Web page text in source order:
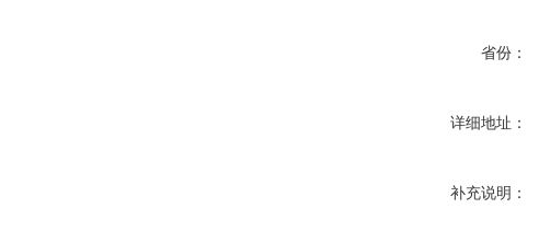
省份：
详细地址：
补充说明：